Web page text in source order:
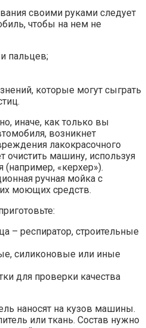
своими руками следует
чтобы на нем не
пальцев;
которые могут сыграть
иначе, как только вы
возникнет
лакокрасочного
очистить машину, используя
«керхер»).
ручная мойка с
моющих средств.
– респиратор, строительные
силиконовые или иные
для проверки качества
наносят на кузов машины.
или ткань. Состав нужно